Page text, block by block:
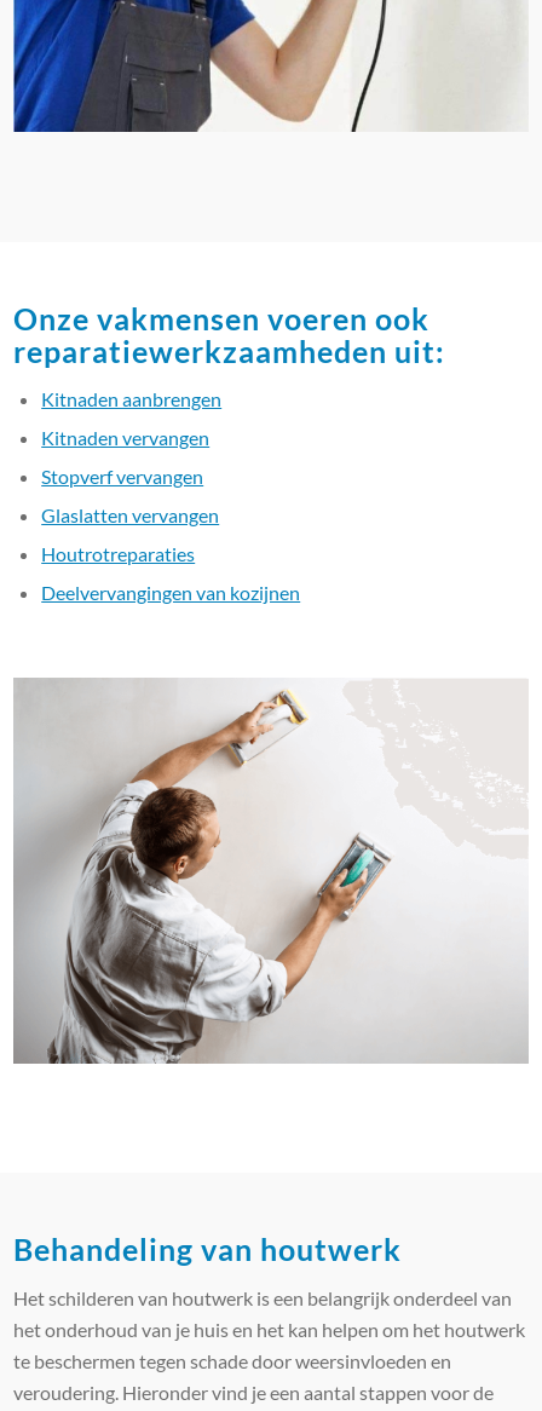
Onze vakmensen voeren ook
reparatiewerkzaamheden uit:
Kitnaden aanbrengen
Kitnaden vervangen
Stopverf vervangen
Glaslatten vervangen
Houtrotreparaties
Deelvervangingen van kozijnen
Behandeling van houtwerk
Het schilderen van houtwerk is een belangrijk onderdeel van
het onderhoud van je huis en het kan helpen om het houtwerk
te beschermen tegen schade door weersinvloeden en
veroudering. Hieronder vind je een aantal stappen voor de